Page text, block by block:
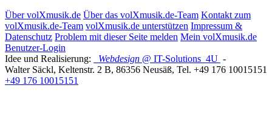
Über volXmusik.de Über das volXmusik.de-Team Kontakt zum
volXmusik.de-Team volXmusik.de unterstützen Impressum &
Datenschutz Problem mit dieser Seite melden Mein volXmusik.de
Benutzer-Login
Idee und Realisierung:
Webdesign @ IT-Solutions 4U -
Walter Säckl, Keltenstr. 2 B, 86356 Neusäß, Tel. +49 176 10015151
+49 176 10015151